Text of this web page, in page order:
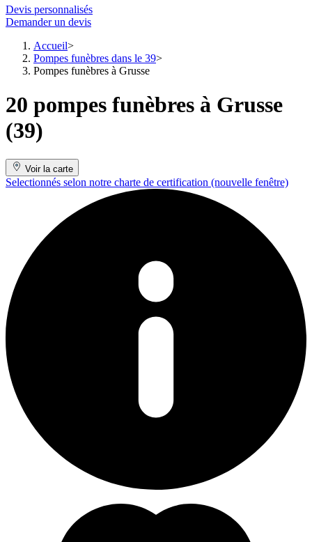
Devis personnalisés
Demander un devis
Accueil
Pompes funèbres dans le 39
Pompes funèbres à Grusse
20 pompes funèbres à Grusse
(39)
Voir la carte
Selectionnés selon notre charte de certification (nouvelle fenêtre)